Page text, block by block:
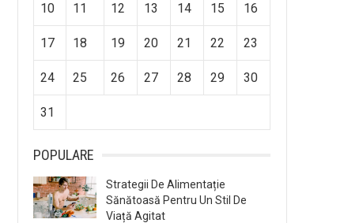
10 11 12 13 14 15 16
17 18 19 20 21 22 23
24 25 26 27 28 29 30
31
POPULARE
Strategii De Alimentație
Sănătoasă Pentru Un Stil De
Viață Agitat